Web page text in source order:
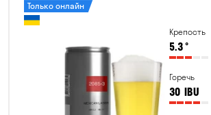
Крепость
5.3°
Горечь
30 IBU
Только онлайн